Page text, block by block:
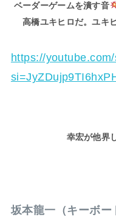
ベーダーゲームを潰す音
高橋ユキヒロだ。ユキ
https://
幸宏が他界
坂本龍一（キーボー